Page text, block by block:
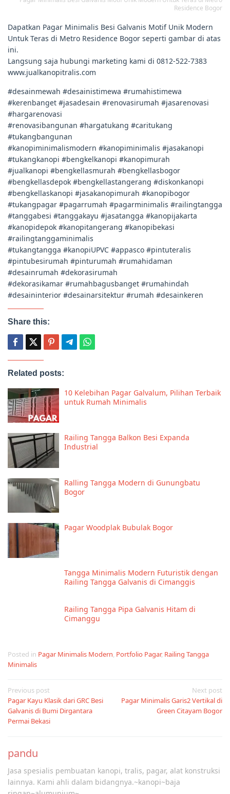
Residence Bogor
Dapatkan Pagar Minimalis Besi Galvanis Motif Unik Modern
Untuk Teras di Metro Residence Bogor seperti gambar di atas
ini.
Langsung saja hubungi marketing kami di 0812-522-7383
www.jualkanopitralis.com
#desainmewah #desainistimewa #rumahistimewa
#kerenbanget #jasadesain #renovasirumah #jasarenovasi
#hargarenovasi
#renovasibangunan #hargatukang #caritukang
#tukangbangunan
#kanopiminimalismodern #kanopiminimalis #jasakanopi
#tukangkanopi #bengkelkanopi #kanopimurah
#jualkanopi #bengkellasmurah #bengkellasbogor
#bengkellasdepok #bengkellastangerang #diskonkanopi
#bengkellaskanopi #jasakanopimurah #kanopibogor
#tukangpagar #pagarrumah #pagarminimalis #railingtangga
#tanggabesi #tanggakayu #jasatangga #kanopijakarta
#kanopidepok #kanopitangerang #kanopibekasi
#railingtanggaminimalis
#tukangtangga #kanopiUPVC #appasco #pintuteralis
#pintubesirumah #pinturumah #rumahidaman
#desainrumah #dekorasirumah
#dekorasikamar #rumahbagusbanget #rumahindah
#desaininterior #desainarsitektur #rumah #desainkeren
Share this:
Related posts:
10 Kelebihan Pagar Galvalum, Pilihan Terbaik
untuk Rumah Minimalis
Railing Tangga Balkon Besi Expanda
Industrial
Ralling Tangga Modern di Gunungbatu
Bogor
Pagar Woodplak Bubulak Bogor
Tangga Minimalis Modern Futuristik dengan
Railing Tangga Galvanis di Cimanggis
Railing Tangga Pipa Galvanis Hitam di
Cimanggu
Posted in Pagar Minimalis Modern, Portfolio Pagar, Railing Tangga
Minimalis
Post
navigation
Previous post
Pagar Kayu Klasik dari GRC Besi
Galvanis di Bumi Dirgantara
Permai Bekasi
Next post
Pagar Minimalis Garis2 Vertikal di
Green Citayam Bogor
pandu
Jasa spesialis pembuatan kanopi, tralis, pagar, alat konstruksi
lainnya. Kami ahli dalam bidangnya.~kanopi~baja